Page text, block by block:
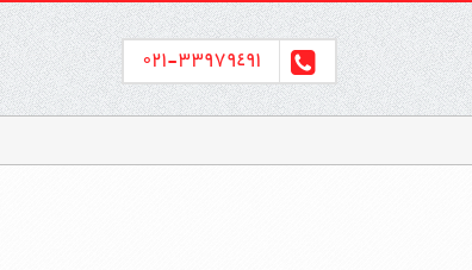
٣٣٩٧٩٤٩١-٠٢١